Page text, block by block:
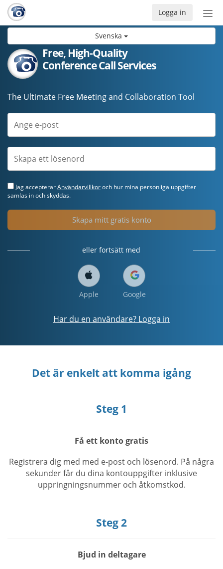
Svenska
Logga in
Free, High-Quality
Conference Call Services
The Ultimate Free Meeting and Collaboration Tool
Jag accepterarAnvändarvillkoroch hur mina personliga uppgifter
samlas in och skyddas.
Skapa mitt gratis konto
eller fortsätt med
Apple Google
Har du en användare? Logga in
Det är enkelt att komma igång
Steg 1
Få ett konto gratis
Registrera dig med med e-post och lösenord. På några
sekunder får du dina kontouppgifter inklusive
uppringningsnummer och åtkomstkod.
Steg 2
Bjud in deltagare